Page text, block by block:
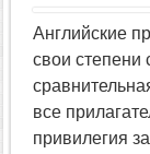
Английские
свои степени
все
привилегия